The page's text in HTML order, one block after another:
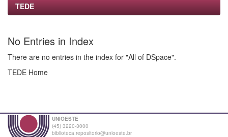
TEDE
No Entries in Index
There are no entries in the index for "All of DSpace".
TEDE Home
UNIOESTE
(45) 3220-3000
biblioteca.repositorio@unioeste.br